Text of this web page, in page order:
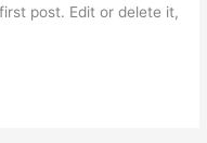
post. Edit or delete it,